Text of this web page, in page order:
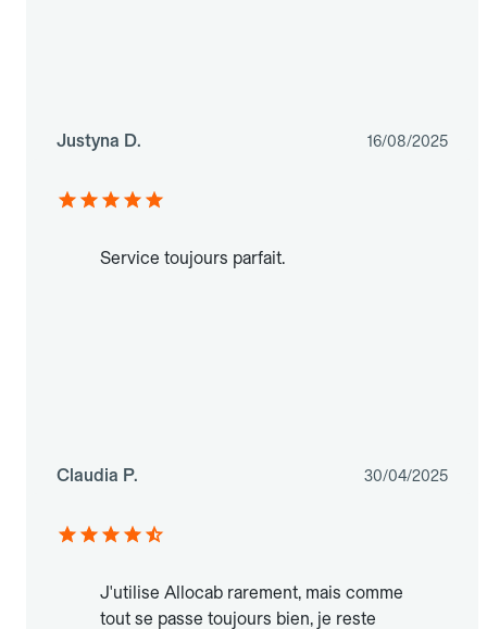
Justyna D. 16/08/2025
Service toujours parfait.
Claudia P. 30/04/2025
J'utilise Allocab rarement, mais comme
tout se passe toujours bien, je reste